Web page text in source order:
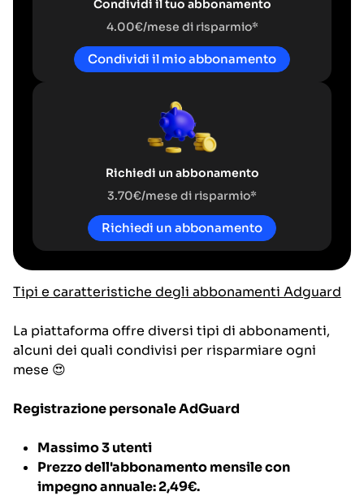
Condividi il tuo abbonamento
4.00€/mese di risparmio*
Condividi il mio abbonamento
Richiedi un abbonamento
3.70€/mese di risparmio*
Richiedi un abbonamento
Tipi e caratteristiche degli abbonamenti Adguard
La piattaforma offre diversi tipi di abbonamenti,
alcuni dei quali condivisi per risparmiare ogni
mese 😍
Registrazione personale AdGuard
Massimo 3 utenti
Prezzo dell'abbonamento mensile con
impegno annuale: 2,49€.